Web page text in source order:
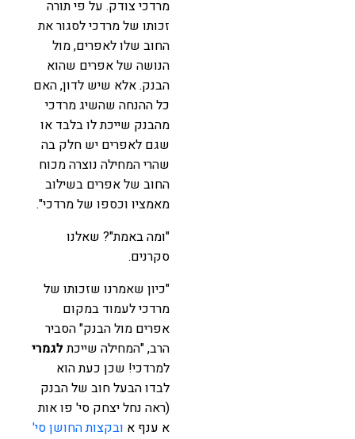
מרדכי צודק. על פי תורה
זכותו של מרדכי לסגור את
החוב שלו לאפרים, מול
הנושה של אפרים שהוא
הבנק. אלא שיש לדון, האם
כל ההנחה שהשיג מרדכי
מהבנק שייכת לו בלבד או
שגם לאפרים יש חלק בה
שהרי המחילה נוצרה מכוח
החוב של אפרים בשילוב
מאמציו וכספו של מרדכי".
"ומה באמת"? שאלנו
סקרנים.
"כיון שאמרנו שזכותו של
מרדכי לעמוד במקום
אפרים מול הבנק" הסביר
הרב, "המחילה שייכתלגמרי
למרדכי! שכן כעת הוא
לבדו הבעל חוב של הבנק
(ראה נחל יצחק סי' פו אות
א ענף א ובקצות החושן סי'